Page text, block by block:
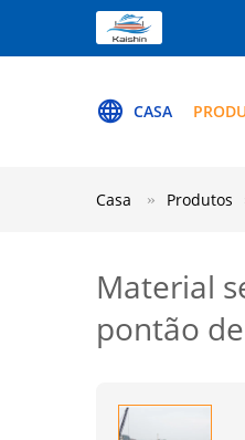
CASA
Casa Produtos
Material
pontão